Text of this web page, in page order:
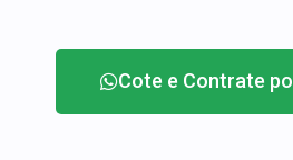
Cote e Contrate